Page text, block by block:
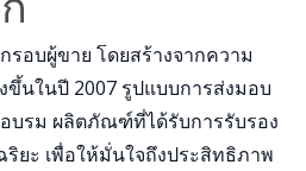
รอบผู้ขาย โดยสร้างจากความ
นในปี 2007 รูปแบบการส่งมอบ
บรม ผลิตภัณฑ์ที่ได้รับการรับรอง
ริยะ เพื่อให้มั่นใจถึงประสิทธิภาพ